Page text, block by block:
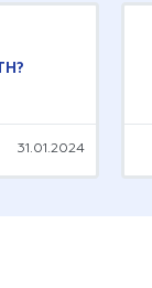
31.01.2024